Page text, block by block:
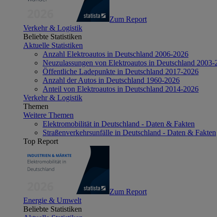
Zum Report
Verkehr & Logistik
Beliebte Statistiken
Aktuelle Statistiken
Anzahl Elektroautos in Deutschland 2006-2026
Neuzulassungen von Elektroautos in Deutschland 2003-
Öffentliche Ladepunkte in Deutschland 2017-2026
Anzahl der Autos in Deutschland 1960-2026
Anteil von Elektroautos in Deutschland 2014-2026
Verkehr & Logistik
Themen
Weitere Themen
Elektromobilität in Deutschland - Daten & Fakten
Straßenverkehrsunfälle in Deutschland - Daten & Fakten
Top Report
Zum Report
Energie & Umwelt
Beliebte Statistiken